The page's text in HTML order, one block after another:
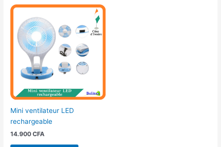
Mini ventilateur LED
rechargeable
14.900CFA